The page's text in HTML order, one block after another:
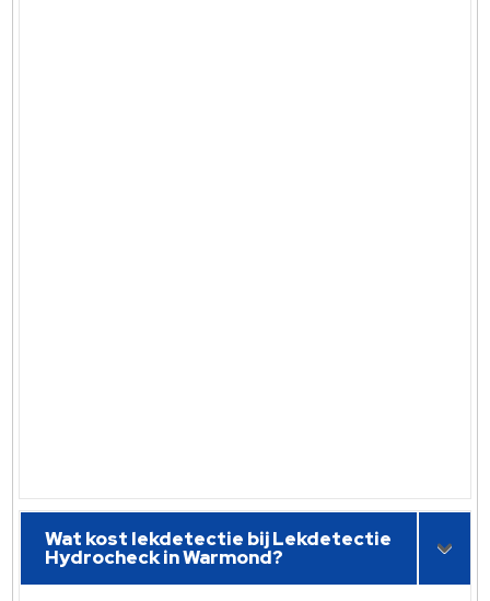
Wat kost lekdetectie bij Lekdetectie
Hydrocheck in Warmond?